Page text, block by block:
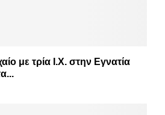
με τρία Ι.Χ. στην Εγνατία